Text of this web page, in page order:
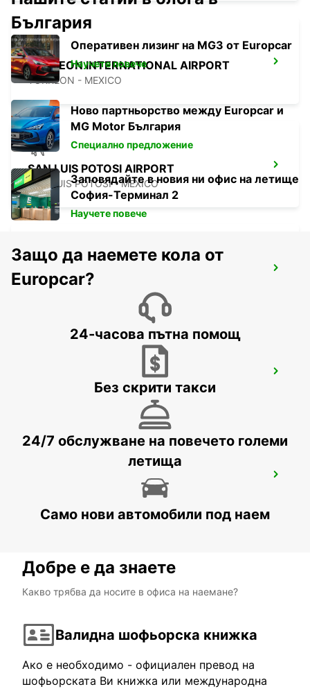
TORREON INTERNATIONAL AIRPORT
TORREON - MEXICO
SAN LUIS POTOSI AIRPORT
SAN LUIS POTOSI - MEXICO
ZACATECAS AIRPORT
ZACATECAS - MEXICO
ZACATECAS DOWNTOWN
ZACATECAS - MEXICO
SAN LUIS POTOSI DOWNTOWN
SAN LUIS POTOSI - MEXICO
България
Оперативен лизинг на MG3 от Europcar
Научете повече
Ново партньорство между Europcar и
MG Motor България
Специално предложение
Заповядайте в новия ни офис на летище
София-Терминал 2
Научете повече
Защо да наемете кола от
Europcar?
24-часова пътна помощ
Без скрити такси
24/7 обслужване на повечето големи
летища
Само нови автомобили под наем
Добре е да знаете
Какво трябва да носите в офиса на наемане?
Валидна шофьорска книжка
Ако е необходимо - официален превод на
шофьорската Ви книжка или международна